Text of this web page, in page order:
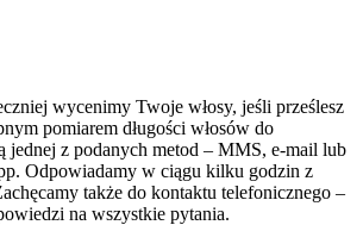
wycenimy Twoje włosy, jeśli prześlesz
pomiarem długości włosów do
jednej z podanych metod – MMS, e-mail lub
Odpowiadamy w ciągu kilku godzin z
także do kontaktu telefonicznego –
na wszystkie pytania.